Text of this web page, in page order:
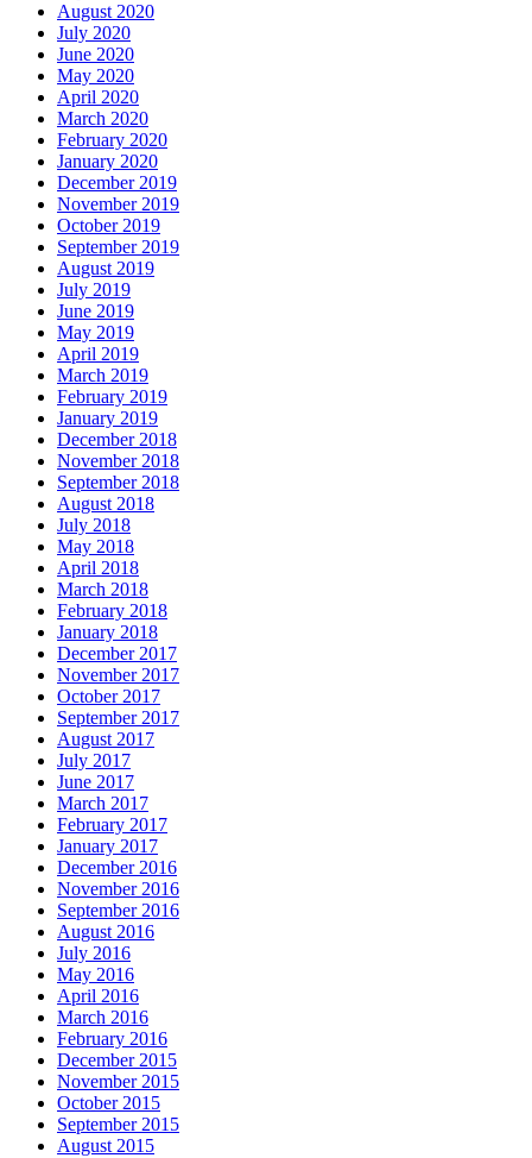
August 2020
July 2020
June 2020
May 2020
April 2020
March 2020
February 2020
January 2020
December 2019
November 2019
October 2019
September 2019
August 2019
July 2019
June 2019
May 2019
April 2019
March 2019
February 2019
January 2019
December 2018
November 2018
September 2018
August 2018
July 2018
May 2018
April 2018
March 2018
February 2018
January 2018
December 2017
November 2017
October 2017
September 2017
August 2017
July 2017
June 2017
March 2017
February 2017
January 2017
December 2016
November 2016
September 2016
August 2016
July 2016
May 2016
April 2016
March 2016
February 2016
December 2015
November 2015
October 2015
September 2015
August 2015